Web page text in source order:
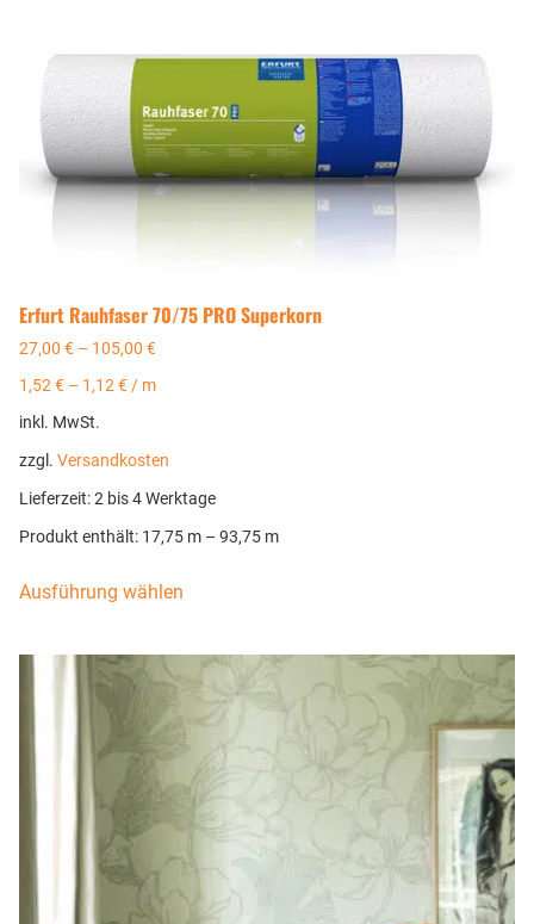
Erfurt Rauhfaser 70/75 PRO Superkorn
27,00 € – 105,00 €
1,52 € – 1,12 € / m
inkl. MwSt.
zzgl. Versandkosten
Lieferzeit:2 bis 4 Werktage
Produkt enthält: 17,75 m – 93,75 m
Ausführung wählen